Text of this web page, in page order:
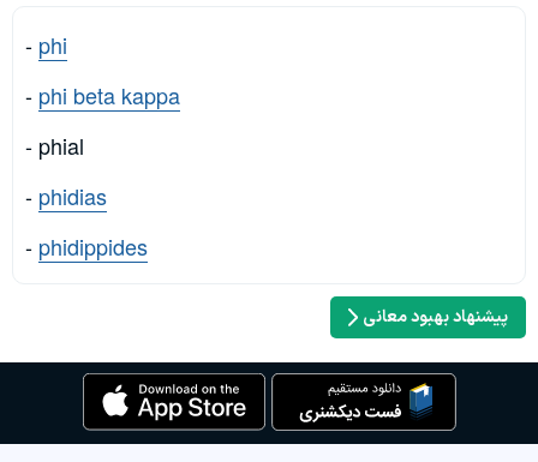
- phi
- phi beta kappa
- phial
- phidias
- phidippides
پیشنهاد بهبود معانی